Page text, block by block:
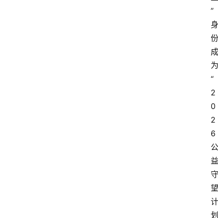
”
身
份
成
为
“
2
0
2
6
公
益
守
望
计
划